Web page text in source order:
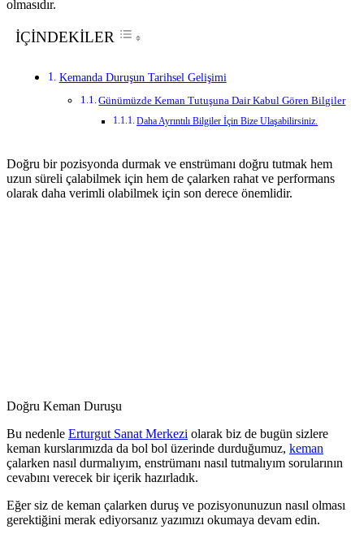
olmasıdır.
İÇİNDEKİLER
Kemanda Duruşun Tarihsel Gelişimi
Günümüzde Keman Tutuşuna Dair Kabul Gören Bilgiler
Daha Ayrıntılı Bilgiler İçin Bize Ulaşabilirsiniz.
Doğru bir pozisyonda durmak ve enstrümanı doğru tutmak hem
uzun süreli çalabilmek için hem de çalarken rahat ve performans
olarak daha verimli olabilmek için son derece önemlidir.
Doğru Keman Duruşu
Bu nedenle Erturgut Sanat Merkezi olarak biz de bugün sizlere
keman kurslarımızda da bol bol üzerinde durduğumuz, keman
çalarken nasıl durmalıyım, enstrümanı nasıl tutmalıyım sorularının
cevabını verecek bir içerik hazırladık.
Eğer siz de keman çalarken duruş ve pozisyonunuzun nasıl olması
gerektiğini merak ediyorsanız yazımızı okumaya devam edin.